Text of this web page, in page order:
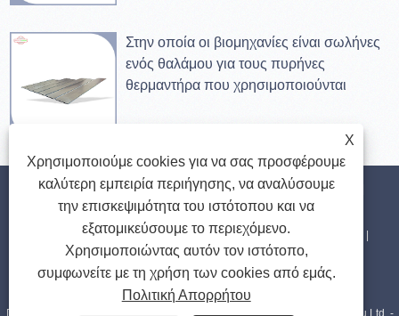
Στην οποία οι βιομηχανίες είναι σωλήνες
ενός θαλάμου για τους πυρήνες
θερμαντήρα που χρησιμοποιούνται
Σπίτι Σχετικά με εμάς Προϊόντα Νέα Κατεβάστε
Αποστολή Ερώτησης Επικοινωνήστε μαζί μας
Sitemap RSS XML Privacy Policy
Πνευματικά δικαιώματα © 2023 Sinupower Heat Transfer Tubes Changshu Ltd. -
X
Χρησιμοποιούμε cookies για να σας προσφέρουμε
καλύτερη εμπειρία περιήγησης, να αναλύσουμε
την επισκεψιμότητα του ιστότοπου και να
εξατομικεύσουμε το περιεχόμενο.
Χρησιμοποιώντας αυτόν τον ιστότοπο,
συμφωνείτε με τη χρήση των cookies από εμάς.
Πολιτική Απορρήτου